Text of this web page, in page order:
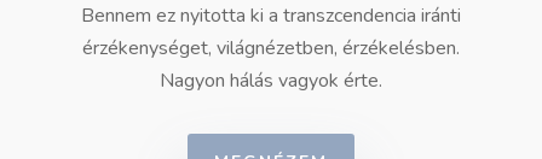
Bennem ez nyitotta ki a transzcendencia iránti
érzékenységet, világnézetben, érzékelésben.
Nagyon hálás vagyok érte.